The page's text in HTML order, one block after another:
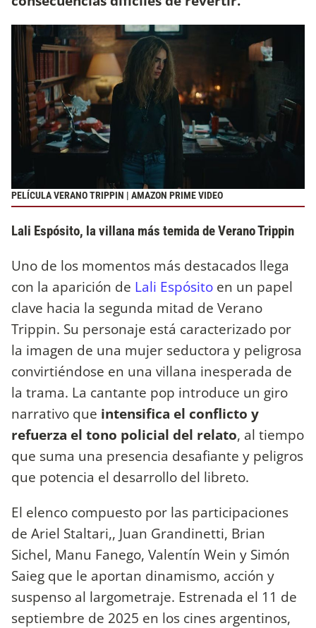
PELÍCULA VERANO TRIPPIN | AMAZON PRIME VIDEO
Lali Espósito, la villana más temida de Verano Trippin
Uno de los momentos más destacados llega
con la aparición de Lali Espósito en un papel
clave hacia la segunda mitad de Verano
Trippin. Su personaje está caracterizado por
la imagen de una mujer seductora y peligrosa
convirtiéndose en una villana inesperada de
la trama. La cantante pop introduce un giro
narrativo que intensifica el conflicto y
refuerza el tono policial del relato, al tiempo
que suma una presencia desafiante y peligros
que potencia el desarrollo del libreto.
El elenco compuesto por las participaciones
de Ariel Staltari,, Juan Grandinetti, Brian
Sichel, Manu Fanego, Valentín Wein y Simón
Saieg que le aportan dinamismo, acción y
suspenso al largometraje. Estrenada el 11 de
septiembre de 2025 en los cines argentinos,